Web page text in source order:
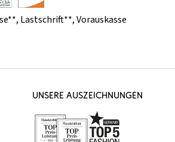
, Lastschrift**,Vorauskasse
UNSERE AUSZEICHNUNGEN